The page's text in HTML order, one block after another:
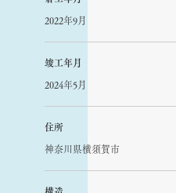
2022年9月
竣工年月
2024年5月
住所
神奈川県横須賀市